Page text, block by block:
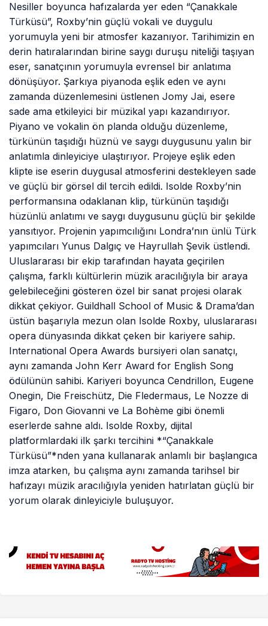
Nesiller boyunca hafızalarda yer eden “Çanakkale
Türküsü”, Roxby’nin güçlü vokali ve duygulu
yorumuyla yeni bir atmosfer kazanıyor. Tarihimizin en
derin hatıralarından birine saygı duruşu niteliği taşıyan
eser, sanatçının yorumuyla evrensel bir anlatıma
dönüşüyor. Şarkıya piyanoda eşlik eden ve aynı
zamanda düzenlemesini üstlenen Jomy Jai, esere
sade ama etkileyici bir müzikal yapı kazandırıyor.
Piyano ve vokalin ön planda olduğu düzenleme,
türkünün taşıdığı hüznü ve saygı duygusunu yalın bir
anlatımla dinleyiciye ulaştırıyor. Projeye eşlik eden
klipte ise eserin duygusal atmosferini destekleyen sade
ve güçlü bir görsel dil tercih edildi. Isolde Roxby’nin
performansına odaklanan klip, türkünün taşıdığı
hüzünlü anlatımı ve saygı duygusunu güçlü bir şekilde
yansıtıyor. Projenin yapımcılığını Londra’nın ünlü Türk
yapımcıları Yunus Dalgıç ve Hayrullah Şevik üstlendi.
Uluslararası bir ekip tarafından hayata geçirilen
çalışma, farklı kültürlerin müzik aracılığıyla bir araya
gelebileceğini gösteren özel bir sanat projesi olarak
dikkat çekiyor. Guildhall School of Music & Drama’dan
üstün başarıyla mezun olan Isolde Roxby, uluslararası
opera dünyasında dikkat çeken bir kariyere sahip.
International Opera Awards bursiyeri olan sanatçı,
aynı zamanda John Kerr Award for English Song
ödülünün sahibi. Kariyeri boyunca Cendrillon, Eugene
Onegin, Die Freischütz, Die Fledermaus, Le Nozze di
Figaro, Don Giovanni ve La Bohème gibi önemli
eserlerde sahne aldı. Isolde Roxby, dijital
platformlardaki ilk şarkı tercihini *“Çanakkale
Türküsü”*nden yana kullanarak anlamlı bir başlangıca
imza atarken, bu çalışma aynı zamanda tarihsel bir
hafızayı müzik aracılığıyla yeniden hatırlatan güçlü bir
yorum olarak dinleyiciyle buluşuyor.